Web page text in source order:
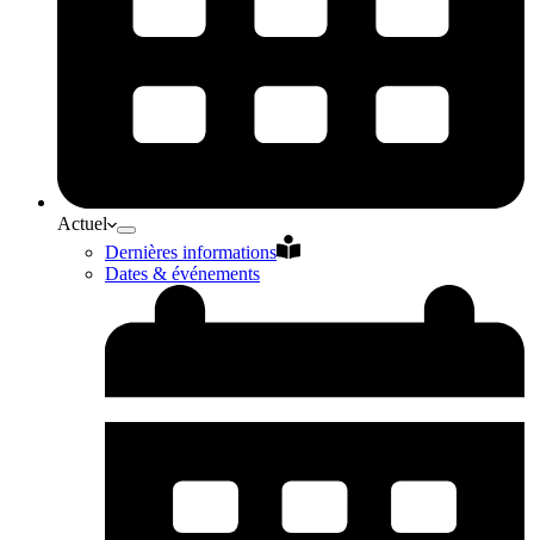
Actuel
Dernières informations
Dates & événements